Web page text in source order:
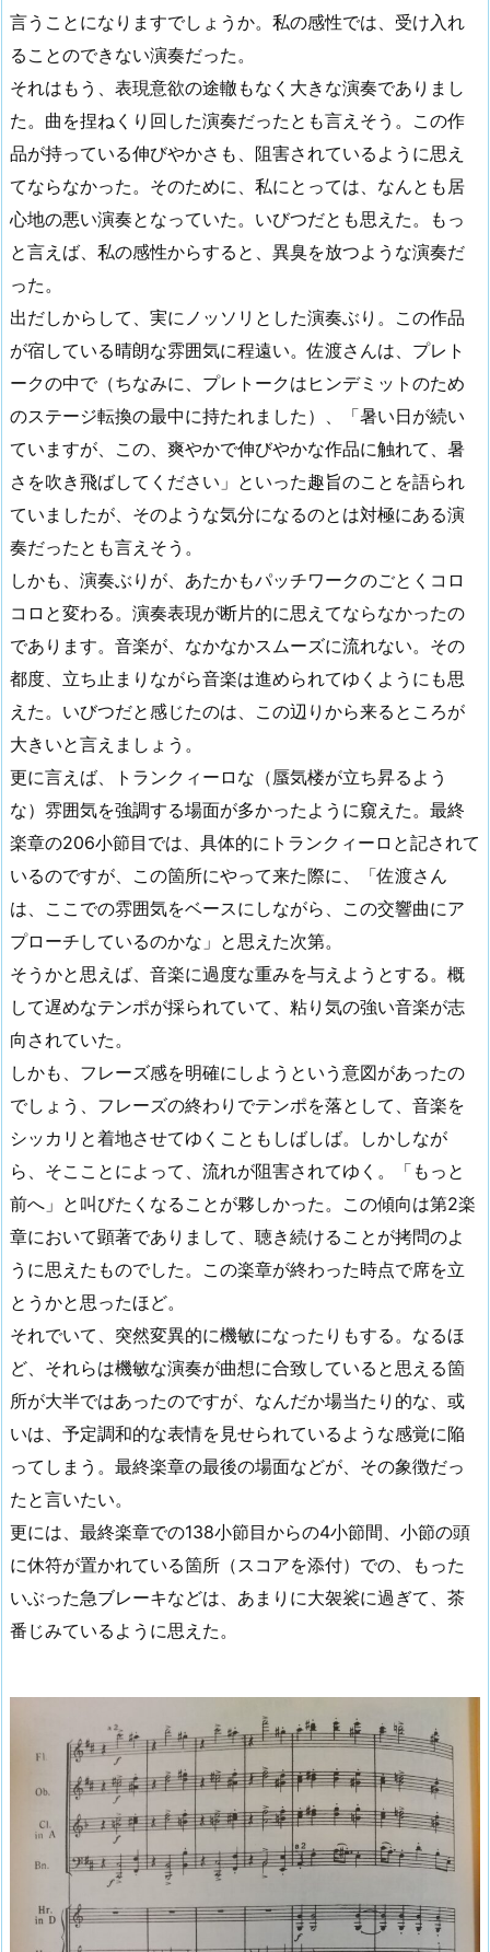
言うことになりますでしょうか。私の感性では、受け入れ
ることのできない演奏だった。
それはもう、表現意欲の途轍もなく大きな演奏でありまし
た。曲を捏ねくり回した演奏だったとも言えそう。この作
品が持っている伸びやかさも、阻害されているように思え
てならなかった。そのために、私にとっては、なんとも居
心地の悪い演奏となっていた。いびつだとも思えた。もっ
と言えば、私の感性からすると、異臭を放つような演奏だ
った。
出だしからして、実にノッソリとした演奏ぶり。この作品
が宿している晴朗な雰囲気に程遠い。佐渡さんは、プレト
ークの中で（ちなみに、プレトークはヒンデミットのため
のステージ転換の最中に持たれました）、「暑い日が続い
ていますが、この、爽やかで伸びやかな作品に触れて、暑
さを吹き飛ばしてください」といった趣旨のことを語られ
ていましたが、そのような気分になるのとは対極にある演
奏だったとも言えそう。
しかも、演奏ぶりが、あたかもパッチワークのごとくコロ
コロと変わる。演奏表現が断片的に思えてならなかったの
であります。音楽が、なかなかスムーズに流れない。その
都度、立ち止まりながら音楽は進められてゆくようにも思
えた。いびつだと感じたのは、この辺りから来るところが
大きいと言えましょう。
更に言えば、トランクィーロな（蜃気楼が立ち昇るよう
な）雰囲気を強調する場面が多かったように窺えた。最終
楽章の206小節目では、具体的にトランクィーロと記されて
いるのですが、この箇所にやって来た際に、「佐渡さん
は、ここでの雰囲気をベースにしながら、この交響曲にア
プローチしているのかな」と思えた次第。
そうかと思えば、音楽に過度な重みを与えようとする。概
して遅めなテンポが採られていて、粘り気の強い音楽が志
向されていた。
しかも、フレーズ感を明確にしようという意図があったの
でしょう、フレーズの終わりでテンポを落として、音楽を
シッカリと着地させてゆくこともしばしば。しかしなが
ら、そこことによって、流れが阻害されてゆく。「もっと
前へ」と叫びたくなることが夥しかった。この傾向は第2楽
章において顕著でありまして、聴き続けることが拷問のよ
うに思えたものでした。この楽章が終わった時点で席を立
とうかと思ったほど。
それでいて、突然変異的に機敏になったりもする。なるほ
ど、それらは機敏な演奏が曲想に合致していると思える箇
所が大半ではあったのですが、なんだか場当たり的な、或
いは、予定調和的な表情を見せられているような感覚に陥
ってしまう。最終楽章の最後の場面などが、その象徴だっ
たと言いたい。
更には、最終楽章での138小節目からの4小節間、小節の頭
に休符が置かれている箇所（スコアを添付）での、もった
いぶった急ブレーキなどは、あまりに大袈裟に過ぎて、茶
番じみているように思えた。